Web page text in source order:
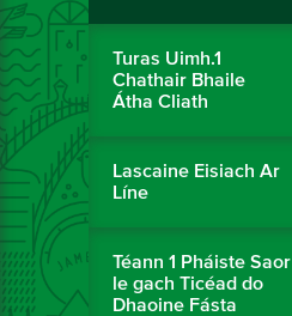
Turas Uimh.1
Chathair Bhaile
Átha Cliath
Lascaine Eisiach Ar
Líne
Téann 1 Pháiste Saor
le gach Ticéad do
Dhaoine Fásta